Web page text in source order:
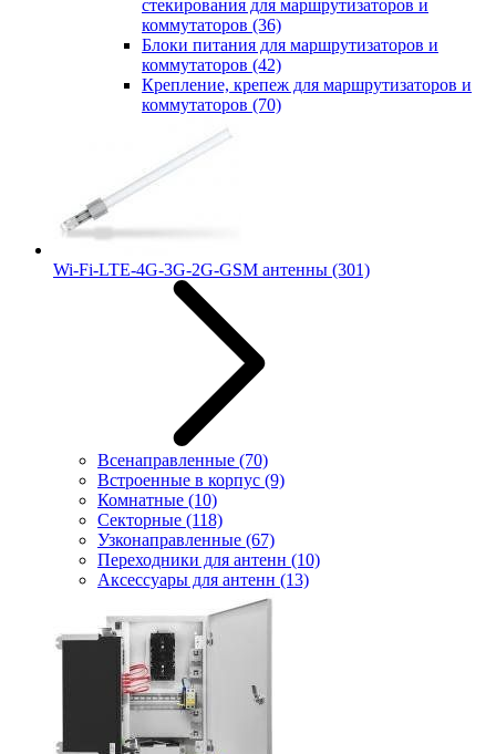
стекирования для маршрутизаторов и
коммутаторов (36)
Блоки питания для маршрутизаторов и
коммутаторов (42)
Крепление, крепеж для маршрутизаторов и
коммутаторов (70)
Wi-Fi-LTE-4G-3G-2G-GSM антенны (301)
Всенаправленные (70)
Встроенные в корпус (9)
Комнатные (10)
Секторные (118)
Узконаправленные (67)
Переходники для антенн (10)
Аксессуары для антенн (13)